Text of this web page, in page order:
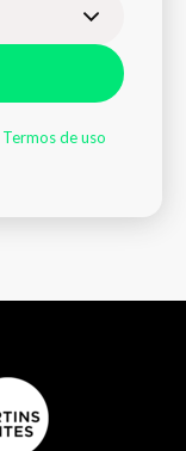
Termos de uso